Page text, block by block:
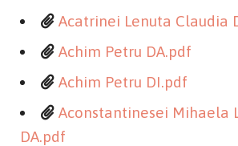
Acatrinei Lenuta Claudia
Achim Petru DA.pdf
Achim Petru DI.pdf
Aconstantinesei Mihaela
DA.pdf